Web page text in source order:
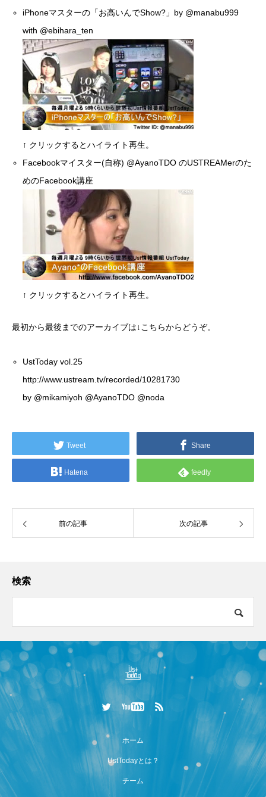
iPhoneマスターの「お高いんでShow?」by @manabu999
with @ebihara_ten
↑ クリックするとハイライト再生。
Facebookマイスター(自称) @AyanoTDO のUSTREAMerのた
めのFacebook講座
↑ クリックするとハイライト再生。
最初から最後までのアーカイブは↓こちらからどうぞ。
UstToday vol.25
http://www.ustream.tv/recorded/10281730
by @mikamiyoh @AyanoTDO @noda
Tweet Share
Hatena feedly
前の記事 次の記事
検索
ホーム
UstTodayとは？
チーム